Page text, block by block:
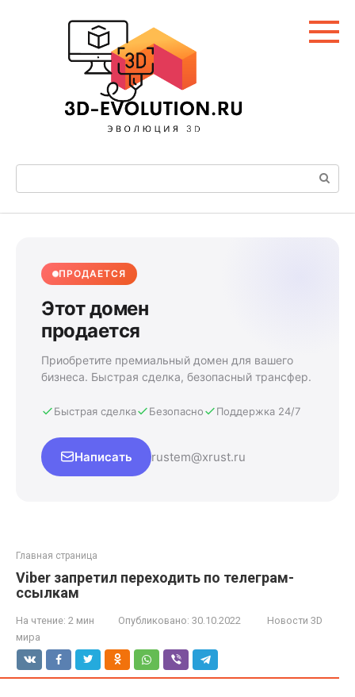
Поиск:
ПРОДАЕТСЯ
Этот домен
продается
Приобретите премиальный домен для вашего
бизнеса. Быстрая сделка, безопасный трансфер.
Быстрая сделка Безопасно Поддержка 24/7
Написать rustem@xrust.ru
Главная страница
Viber запретил переходить по телеграм-
ссылкам
На чтение: 2 мин Опубликовано: 30.10.2022
Новости 3D
мира